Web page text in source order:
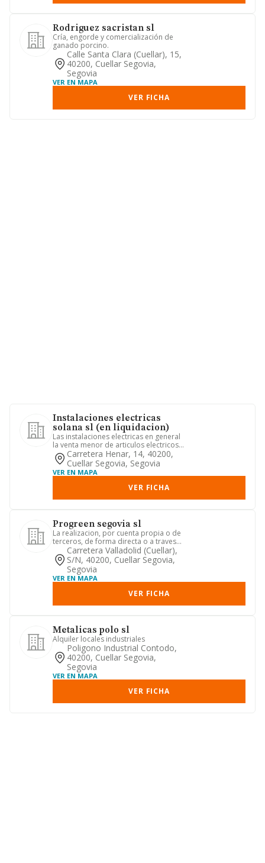
Rodriguez sacristan sl
Cría, engorde y comercialización de
ganado porcino.
Calle Santa Clara (cuellar), 15,
40200, Cuellar Segovia,
Segovia
VER EN MAPA
VER FICHA
Instalaciones electricas
solana sl (en liquidacion)
Las instalaciones electricas en general
la venta menor de articulos electricos y
electrodomesticos ...
Carretera Henar, 14, 40200,
Cuellar Segovia, Segovia
VER EN MAPA
VER FICHA
Progreen segovia sl
La realizacion, por cuenta propia o de
terceros, de forma directa o a traves
de participaciones en ...
Carretera Valladolid (cuellar),
S/n, 40200, Cuellar Segovia,
Segovia
VER EN MAPA
VER FICHA
Metalicas polo sl
Alquiler locales industriales
Poligono Industrial Contodo,
40200, Cuellar Segovia,
Segovia
VER EN MAPA
VER FICHA